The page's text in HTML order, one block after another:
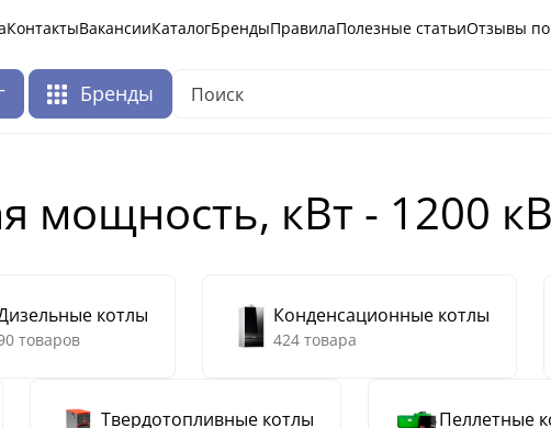
КонтактыВакансииКаталогБрендыПравилаПолезные статьиОтзывы
Бренды
мощность, кВт - 1200
котлы
товаров
Конденсационные котлы
424 товара
Твердотопливные котлы Пеллетные